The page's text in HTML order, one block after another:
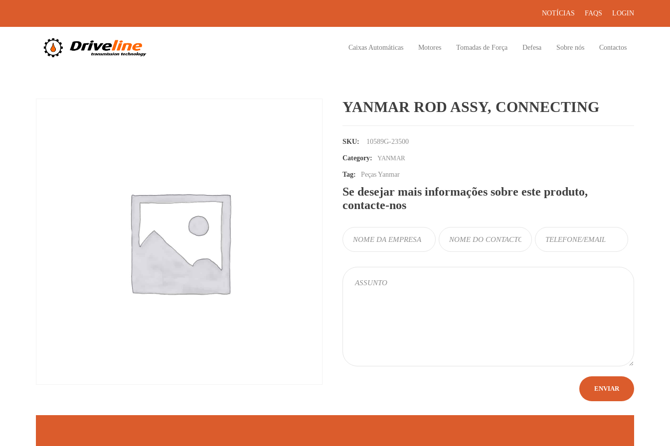
NOTÍCIAS FAQS LOGIN
Caixas Automáticas Motores Tomadas de Força Defesa Sobre nós Contactos
YANMAR ROD ASSY, CONNECTING
SKU: 10589G-23500
Category: YANMAR
Tag: Peças Yanmar
Se desejar mais informações sobre este produto,
contacte-nos